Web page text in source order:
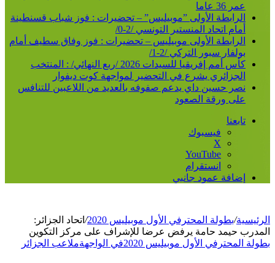
عمر 36 عاما
الرابطة الأولى ”موبيليس” – تحضيرات : فوز شباب قسنطينة
أمام اتحاد المنستير التونسي /2-0/
الرابطة الأولى موبيليس – تحضيرات : فوز وفاق سطيف أمام
بولفار سبور التركي /2-1/
كأس أمم إفريقيا للسيدات 2026 /ربع النهائي/ : المنتخب
الجزائري يشرع في التحضير لمواجهة كوت ديفوار
نصر حسين داي يدعم صفوفه بالعديد من اللاعبين للتنافس
على ورقة الصعود
تابعنا
فيسبوك
‫X
‫YouTube
انستقرام
إضافة عمود جانبي
الرئيسية/بطولة المحترفي الأول موبيليس 2020 / اتحاد الجزائر:
المدرب حيمد حامة يرفض عرضا للإشراف على مركز التكوين
بطولة المحترفي الأول موبيليس 2020
في الواجهةملاعب الجزائر